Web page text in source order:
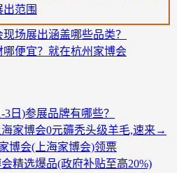
范围
场展出涵盖哪些品类？
便宜？就在杭州家博会
3日)参展品牌有哪些？
家博会0元薅秃头级羊毛,速来→
博会(上海家博会)领票
会精选爆品(政府补贴至高20%)